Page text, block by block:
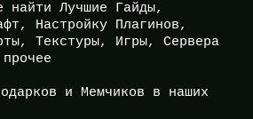
найти Лучшие Гайды,
Настройку Плагинов,
Текстуры, Игры, Сервера
и Мемчиков в наших